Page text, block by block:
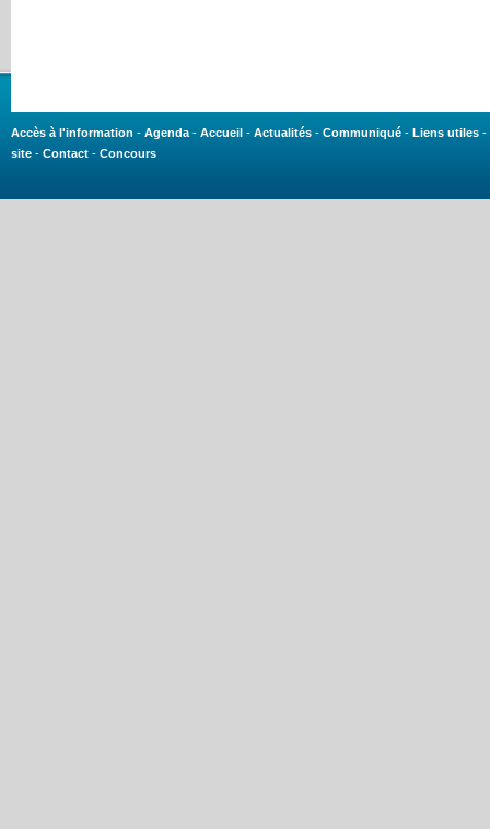
Accès à l'information - Agenda - Accueil - Actualités - Communiqué - Liens utiles -
site - Contact - Concours